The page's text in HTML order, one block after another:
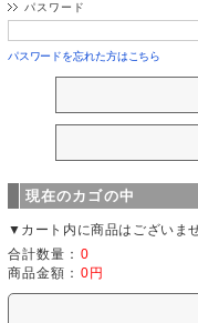
パスワード
パスワードを忘れた方はこちら
現在のカゴの中
▼カート内に商品はございませ
合計数量： 0
商品金額： 0円